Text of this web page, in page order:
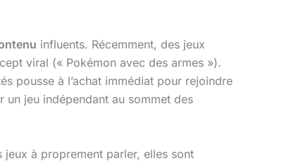
influents. Récemment, des jeux
viral (« Pokémon avec des armes »).
pousse à l’achat immédiat pour rejoindre
un jeu indépendant au sommet des
jeux à proprement parler, elles sont